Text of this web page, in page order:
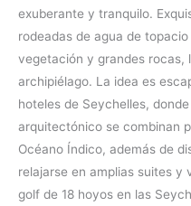
exuberante y tranquilo.
rodeadas de agua de
vegetación y grandes rocas,
archipiélago. La idea es
hoteles de Seychelles,
arquitectónico se combinan
Océano Índico, además de
relajarse en amplias suites y
golf de 18 hoyos en las